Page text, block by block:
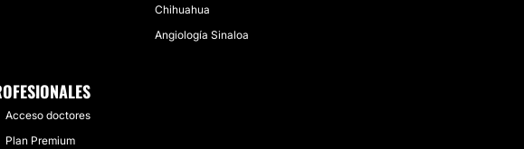
Chihuahua
Angiología Sinaloa
Acceso doctores
Plan Premium